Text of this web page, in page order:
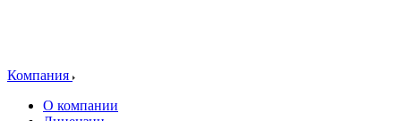
Компания
О компании